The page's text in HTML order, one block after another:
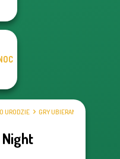
URODZIE GRY UBIERANKI